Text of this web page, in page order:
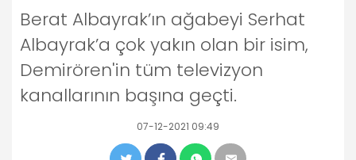
Berat Albayrak’ın ağabeyi Serhat
Albayrak’a çok yakın olan bir isim,
Demirören'in tüm televizyon
kanallarının başına geçti.
07-12-2021 09:49